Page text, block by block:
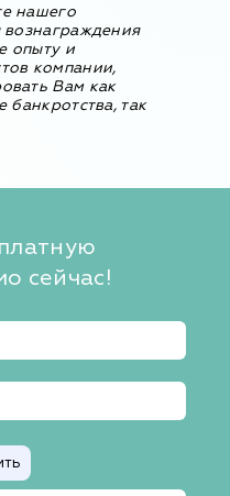
нашего
вознаграждения
опыту и
компании,
Вам как
банкротства, так
сейчас!